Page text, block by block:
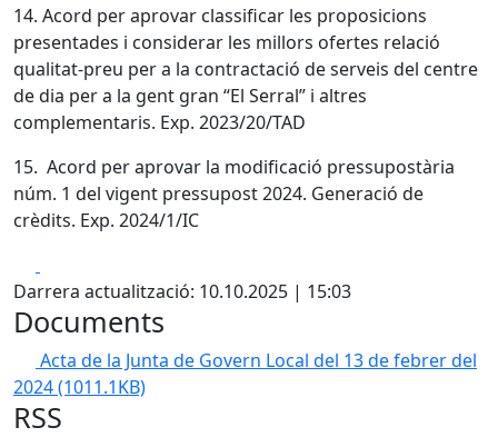
14. Acord per aprovar classificar les proposicions
presentades i considerar les millors ofertes relació
qualitat-preu per a la contractació de serveis del centre
de dia per a la gent gran “El Serral” i altres
complementaris. Exp. 2023/20/TAD
15. Acord per aprovar la modificació pressupostària
núm. 1 del vigent pressupost 2024. Generació de
crèdits. Exp. 2024/1/IC
Darrera actualització: 10.10.2025 | 15:03
Documents
Acta de la Junta de Govern Local del 13 de febrer del
2024(1011.1KB)
RSS